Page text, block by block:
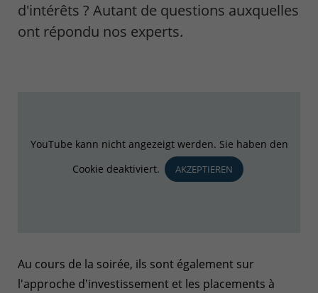
d'intérêts ? Autant de questions auxquelles
ont répondu nos experts.
YouTube kann nicht angezeigt werden. Sie haben den
Cookie deaktiviert.
AKZEPTIEREN
Au cours de la soirée, ils sont également sur
l'approche d'investissement et les placements à